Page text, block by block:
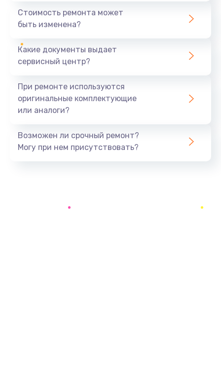
1890 руб.
Замена аккумулятора
Замена SSD
Заказать
Стоимость ремонта может
быть изменена?
Какие документы выдает
сервисный центр?
При ремонте используются
оригинальные комплектующие
или аналоги?
Возможен ли срочный ремонт?
Могу при нем присутствовать?